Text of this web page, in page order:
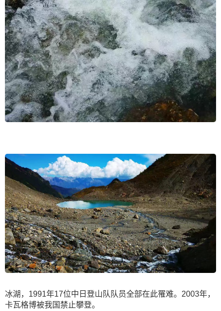
冰湖，1991年17位中日登山队队员全部在此罹难。2003年，
卡瓦格博被我国禁止攀登。